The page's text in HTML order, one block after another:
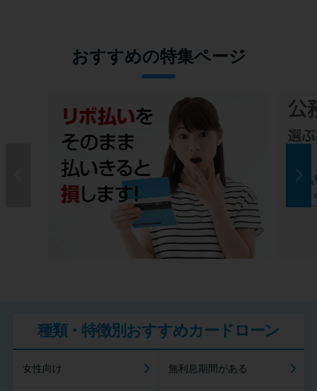
おすすめの特集ページ
種類・特徴別おすすめカードローン
女性向け 無利息期間がある